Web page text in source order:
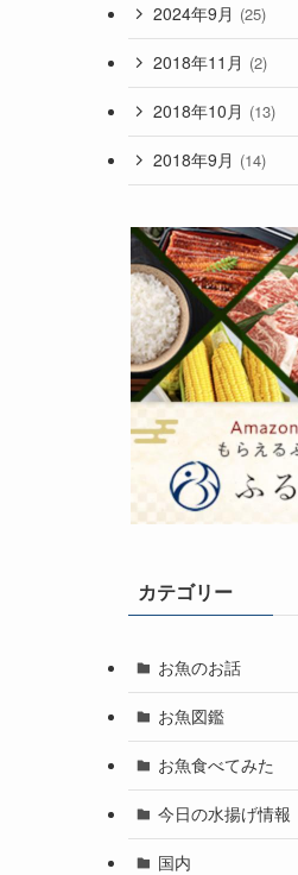
2024年9月 (25)
2018年11月 (2)
2018年10月 (13)
2018年9月 (14)
カテゴリー
お魚のお話
お魚図鑑
お魚食べてみた
今日の水揚げ情報
国内